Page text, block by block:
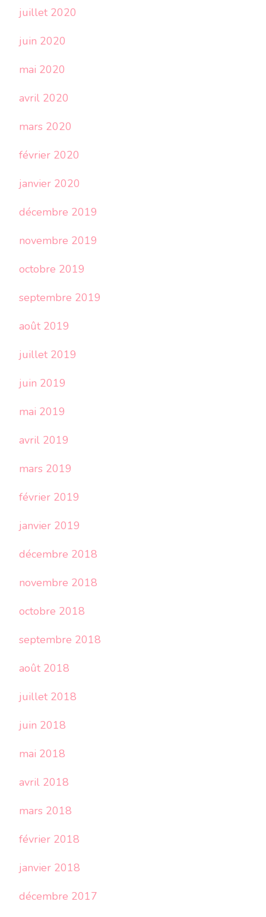
juillet 2020
juin 2020
mai 2020
avril 2020
mars 2020
février 2020
janvier 2020
décembre 2019
novembre 2019
octobre 2019
septembre 2019
août 2019
juillet 2019
juin 2019
mai 2019
avril 2019
mars 2019
février 2019
janvier 2019
décembre 2018
novembre 2018
octobre 2018
septembre 2018
août 2018
juillet 2018
juin 2018
mai 2018
avril 2018
mars 2018
février 2018
janvier 2018
décembre 2017